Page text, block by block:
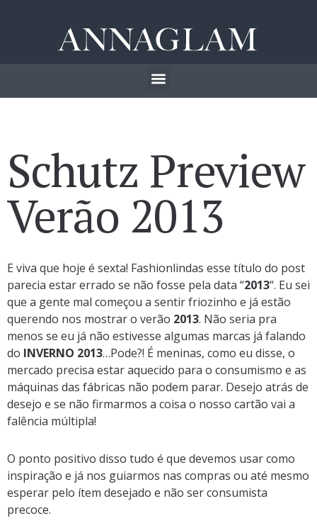
Schutz Preview
Verão 2013
E viva que hoje é sexta! Fashionlindas esse título do post
parecia estar errado se não fosse pela data “2013“. Eu sei
que a gente mal começou a sentir friozinho e já estão
querendo nos mostrar o verão 2013. Não seria pra
menos se eu já não estivesse algumas marcas já falando
do INVERNO 2013…Pode?! É meninas, como eu disse, o
mercado precisa estar aquecido para o consumismo e as
máquinas das fábricas não podem parar. Desejo atrás de
desejo e se não firmarmos a coisa o nosso cartão vai a
falência múltipla!
O ponto positivo disso tudo é que devemos usar como
inspiração e já nos guiarmos nas compras ou até mesmo
esperar pelo ítem desejado e não ser consumista
precoce.